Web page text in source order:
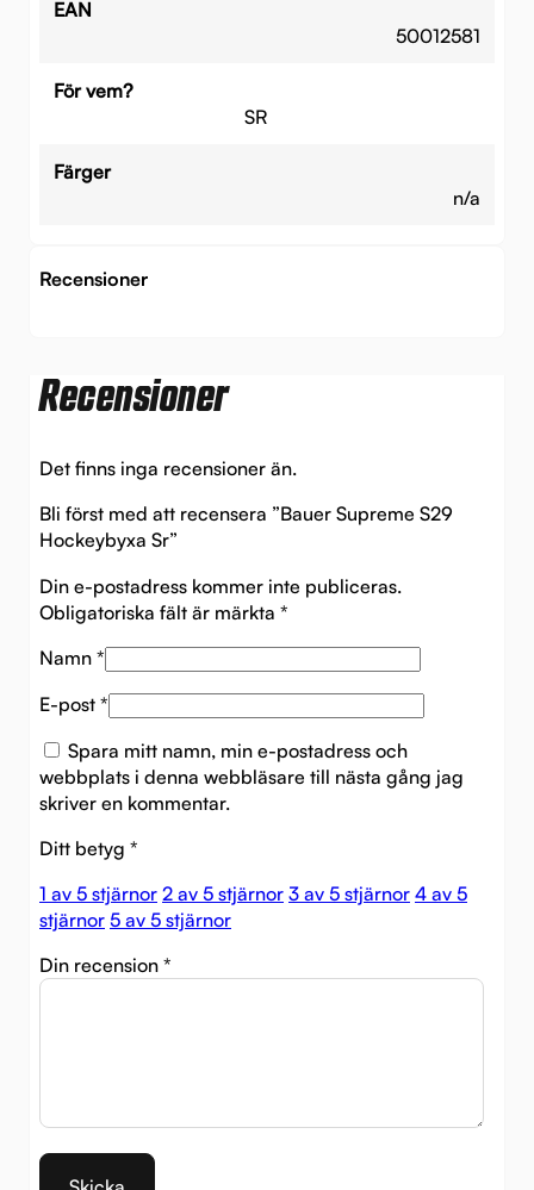
EAN
50012581
För vem?
SR
Färger
n/a
Recensioner
Recensioner
Det finns inga recensioner än.
Bli först med att recensera ”Bauer Supreme S29
Hockeybyxa Sr”
Din e-postadress kommer inte publiceras.
Obligatoriska fält är märkta *
Namn *
E-post *
Spara mitt namn, min e-postadress och
webbplats i denna webbläsare till nästa gång jag
skriver en kommentar.
Ditt betyg *
1 av 5 stjärnor 2 av 5 stjärnor 3 av 5 stjärnor 4 av 5
stjärnor 5 av 5 stjärnor
Din recension *